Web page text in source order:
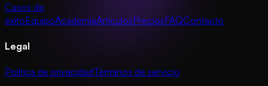
Casos de
éxitoEquipoAcademiaArtículosPreciosFAQContacto
Legal
Política de privacidadTérminos de servicio